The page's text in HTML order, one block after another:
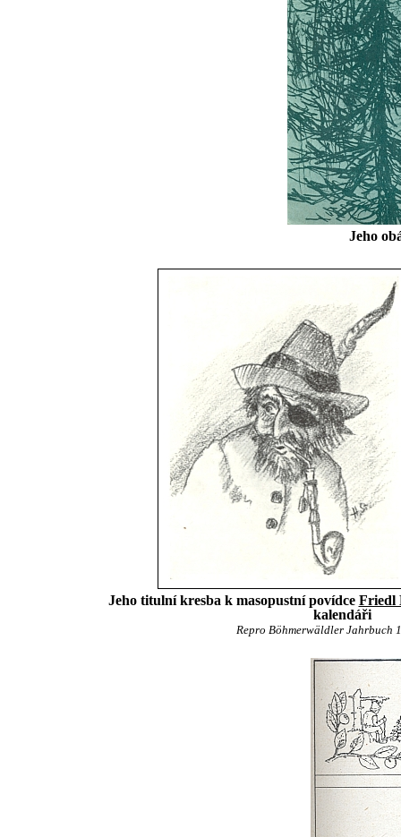
Jeho
Jeho titulní kresba k masopustní povídce Friedl
kalendáři
Repro Böhmerwäldler Jahrbuch